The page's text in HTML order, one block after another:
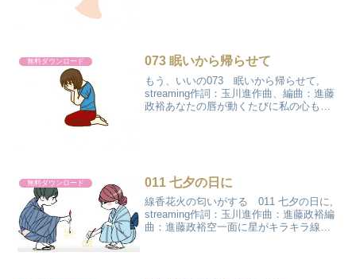
無料ダウンロード 073 眠いから帰らせて
もう、いいの073 眠いから帰らせて,
streaming作詞：玉川進作曲、編曲：進藤
政裕あなたの唇が動くたびに私の心も揺
無料ダウンロード 011 七夕の日に
線香花火の匂いがする 011 七夕の日に,
streaming作詞：玉川進作曲：進藤政裕編
曲：進藤政裕空一面に星がキラキラ線香